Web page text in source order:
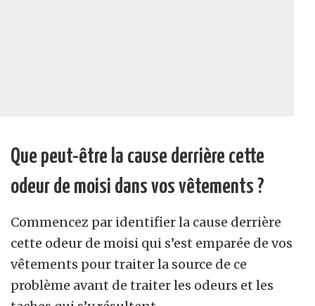
Que peut-être la cause derrière cette
odeur de moisi dans vos vêtements ?
Commencez par identifier la cause derrière
cette odeur de moisi qui s’est emparée de vos
vêtements pour traiter la source de ce
problème avant de traiter les odeurs et les